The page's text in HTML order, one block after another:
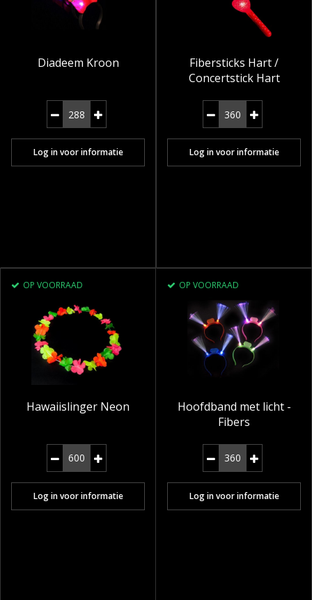
Diadeem Kroon
Log in voor informatie
Fibersticks Hart /
Concertstick Hart
Log in voor informatie
OP VOORRAAD
Hawaiislinger Neon
Log in voor informatie
OP VOORRAAD
Hoofdband met licht -
Fibers
Log in voor informatie